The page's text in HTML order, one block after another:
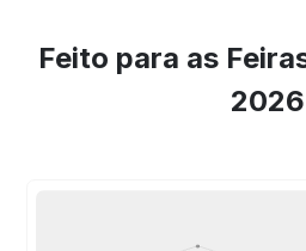
Feito para as
2026